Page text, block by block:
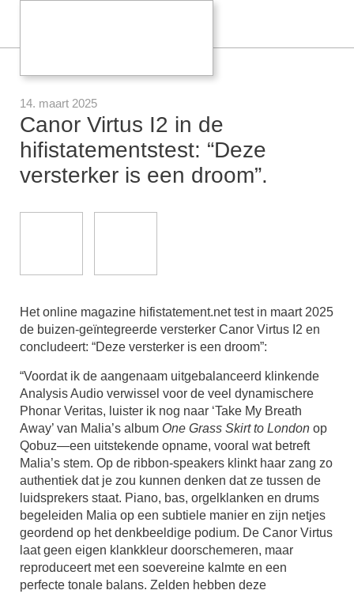
14. maart 2025
Canor Virtus I2 in de
hifistatementstest: “Deze
versterker is een droom”.
Het online magazine hifistatement.net test in maart 2025
de buizen-geïntegreerde versterker Canor Virtus I2 en
concludeert: “Deze versterker is een droom”:
“Voordat ik de aangenaam uitgebalanceerd klinkende
Analysis Audio verwissel voor de veel dynamischere
Phonar Veritas, luister ik nog naar ‘Take My Breath
Away’ van Malia’s album One Grass Skirt to London op
Qobuz—een uitstekende opname, vooral wat betreft
Malia’s stem. Op de ribbon-speakers klinkt haar zang zo
authentiek dat je zou kunnen denken dat ze tussen de
luidsprekers staat. Piano, bas, orgelklanken en drums
begeleiden Malia op een subtiele manier en zijn netjes
geordend op het denkbeeldige podium. De Canor Virtus
laat geen eigen klankkleur doorschemeren, maar
reproduceert met een soevereine kalmte en een
perfecte tonale balans. Zelden hebben deze